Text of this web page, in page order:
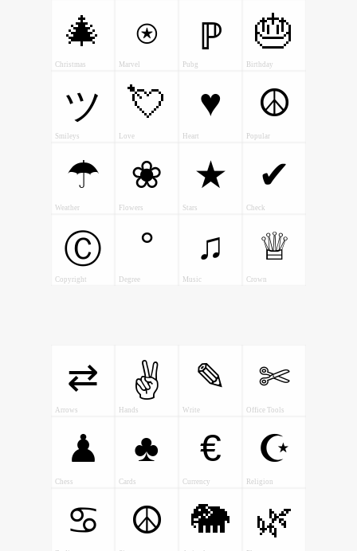
🎄
Christmas
⍟
Marvel
ℙ
Pubg
🎂
Birthday
ツ
Smileys
💘
Love
♥
Heart
☮
Popular
☂
Weather
❀
Flowers
★
Stars
✔
Check
Ⓒ
Copyright
°
Degree
♫
Music
♕
Crown
⇄
Arrows
✌
Hands
✎
Write
✄
Office Tools
♟
Chess
♣
Cards
€
Currency
☪
Religion
♋ ☮ 🐘 🌿